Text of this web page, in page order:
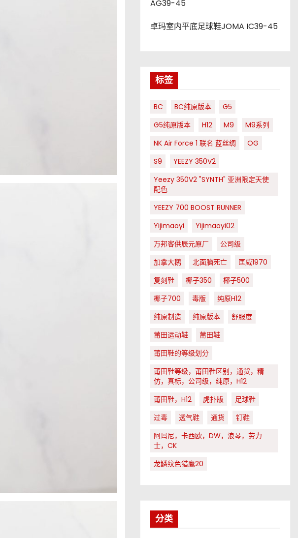
AG39-45
卓玛室内平底足球鞋JOMA IC39-45
标签
BC BC纯原版本
G5
G5纯原版本
H12 M9
M9系列
NK Air Force 1 联名 蓝丝绸
OG
S9
YEEZY 350V2
Yeezy 350V2 "SYNTH" 亚洲限定天使
配色
YEEZY 700 BOOST RUNNER
Yijimaoyi
Yijimaoyi02
万邦客供辰元原厂
公司级
加拿大鹅
北面脑死亡
匡威1970
复刻鞋
椰子350
椰子500
椰子700
毒版
纯原H12
纯原制造
纯原版本
舒服度
莆田运动鞋
莆田鞋
莆田鞋的等级划分
莆田鞋等级，莆田鞋区别，通货，精
仿，真标，公司级，纯原，H12
莆田鞋，H12
虎扑版
足球鞋
过毒
透气鞋 通货
钉鞋
阿玛尼，卡西欧，DW，浪琴，劳力
士，CK
龙鳞纹色猎鹰20
分类